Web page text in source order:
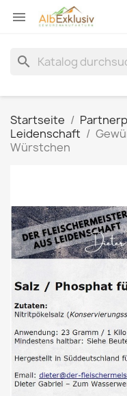

search
Startseite
Leidenschaft
Würstchen